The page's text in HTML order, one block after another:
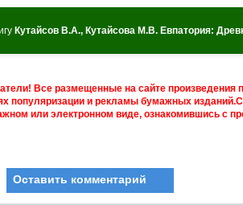
Кутайсов В.А., Кутайсова М.В. Евпатория:
Все размещенные на сайте произведения
популяризации и рекламы бумажных
или электронном виде, ознакомившись с
Оставить комментарий